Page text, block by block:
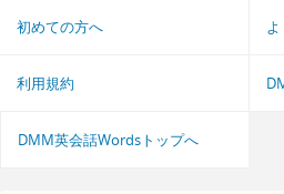
初めての方へ
利用規約
DMM英会話Wordsトップへ